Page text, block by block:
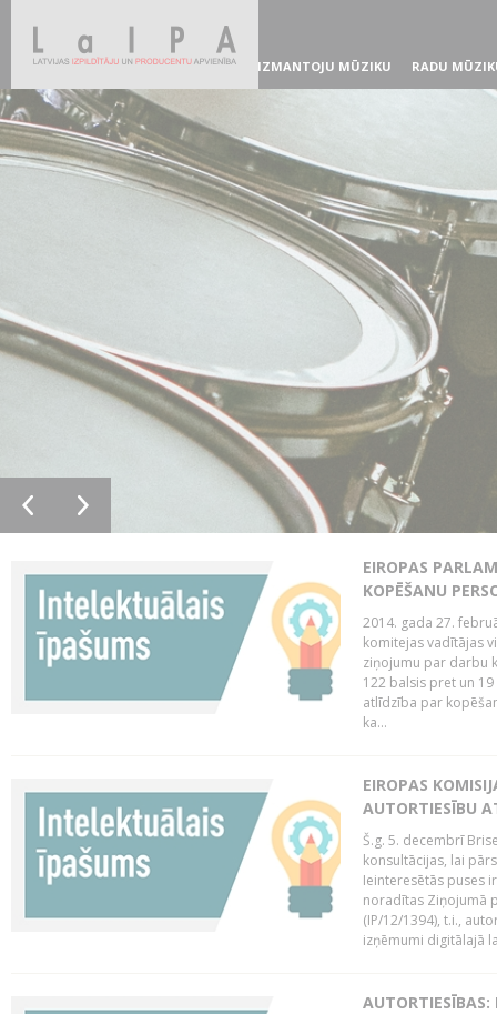
IZMANTOJU MŪZIKU RADU
EIROPAS
KOPĒŠANU
2014. gada 27.
komitejas vadītājas
ziņojumu par darbu
122 balsis pret un
atlīdzība par
ka...
EIROPAS
AUTORTIESĪBU
Š.g. 5. decembrī
konsultācijas, lai
Ieinteresētās puses
noradītas Ziņojumā
(IP/12/1394), t.i.,
izņēmumi digitālajā
AUTORTIESĪBAS: